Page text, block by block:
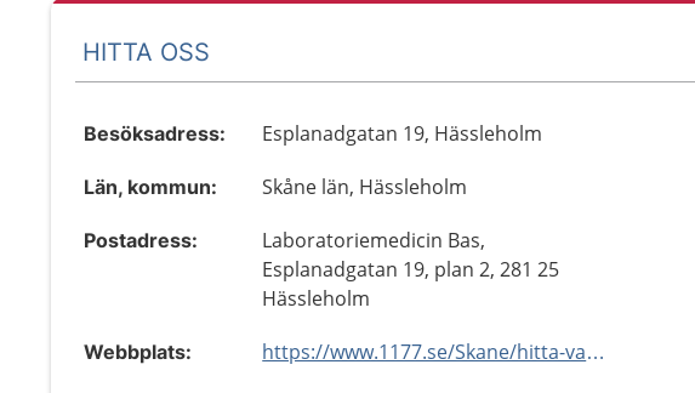
HITTA OSS
Besöksadress: Esplanadgatan 19, Hässleholm
Län, kommun: Skåne län, Hässleholm
Postadress:
Laboratoriemedicin Bas,
Esplanadgatan 19, plan 2, 281 25
Hässleholm
Webbplats: https://www.1177.se/Skane/hitta-vard/kontaktkort/Provtagning-Hassleholm/